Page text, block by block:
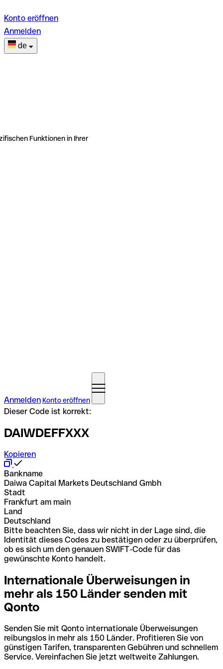
Konto eröffnen
Anmelden
de
Funktionen in Ihrer
Anmelden Konto eröffnen
Dieser Code ist korrekt:
DAIWDEFFXXX
Kopieren
Bankname
Daiwa Capital Markets Deutschland Gmbh
Stadt
Frankfurt am main
Land
Deutschland
Bitte beachten Sie, dass wir nicht in der Lage sind, die
Identität dieses Codes zu bestätigen oder zu überprüfen,
ob es sich um den genauen SWIFT-Code für das
gewünschte Konto handelt.
Internationale Überweisungen in
mehr als 150 Länder senden mit
Qonto
Senden Sie mit Qonto internationale Überweisungen
reibungslos in mehr als 150 Länder. Profitieren Sie von
günstigen Tarifen, transparenten Gebühren und schnellem
Service. Vereinfachen Sie jetzt weltweite Zahlungen.